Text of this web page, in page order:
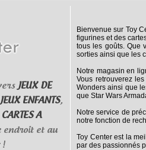
JEUX DE
JEUX ENFANTS,
CARTES A
endroit et au
!
Bienvenue sur Toy
figurines et des
tous les goûts. Que
sorties ainsi que les
Notre magasin en
Vous retrouverez
Wonders ainsi que
que Star Wars
Notre service de
notre fonction de
Toy Center est la
par des passionnés